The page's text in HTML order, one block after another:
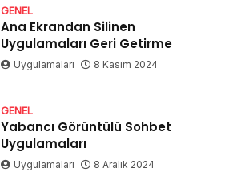
GENEL
Ana Ekrandan Silinen
Uygulamaları Geri Getirme
Uygulamaları 8 Kasım 2024
GENEL
Yabancı Görüntülü Sohbet
Uygulamaları
Uygulamaları 8 Aralık 2024